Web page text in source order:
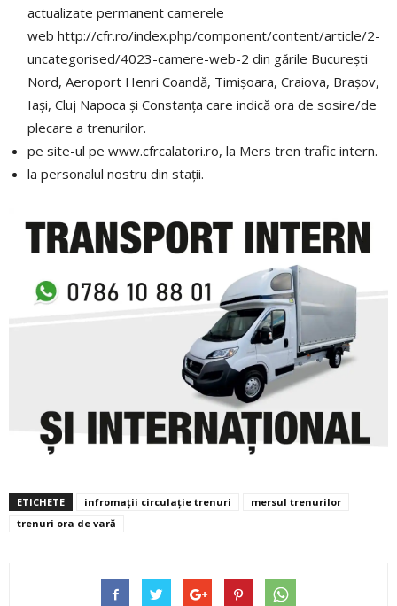
actualizate permanent camerele
web http://cfr.ro/index.php/component/content/article/2-
uncategorised/4023-camere-web-2 din gările București
Nord, Aeroport Henri Coandă, Timișoara, Craiova, Brașov,
Iași, Cluj Napoca și Constanța care indică ora de sosire/de
plecare a trenurilor.
pe site-ul pe www.cfrcalatori.ro, la Mers tren trafic intern.
la personalul nostru din staţii.
ETICHETE infromații circulație trenuri
mersul trenurilor
trenuri ora de vară